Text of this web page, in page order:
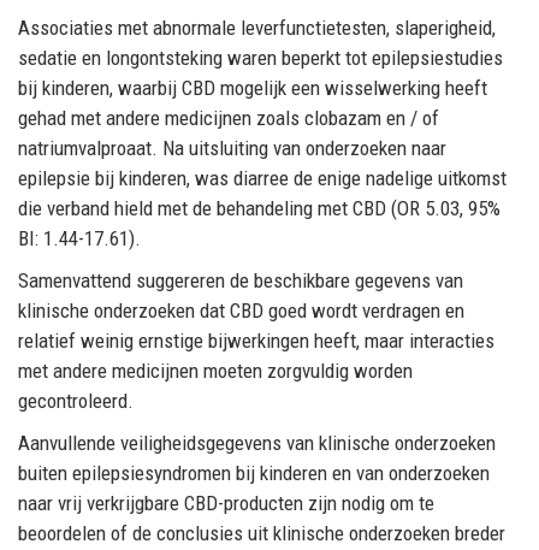
Associaties met abnormale leverfunctietesten, slaperigheid,
sedatie en longontsteking waren beperkt tot epilepsiestudies
bij kinderen, waarbij CBD mogelijk een wisselwerking heeft
gehad met andere medicijnen zoals clobazam en / of
natriumvalproaat. Na uitsluiting van onderzoeken naar
epilepsie bij kinderen, was diarree de enige nadelige uitkomst
die verband hield met de behandeling met CBD (OR 5.03, 95%
BI: 1.44-17.61).
Samenvattend suggereren de beschikbare gegevens van
klinische onderzoeken dat CBD goed wordt verdragen en
relatief weinig ernstige bijwerkingen heeft, maar interacties
met andere medicijnen moeten zorgvuldig worden
gecontroleerd.
Aanvullende veiligheidsgegevens van klinische onderzoeken
buiten epilepsiesyndromen bij kinderen en van onderzoeken
naar vrij verkrijgbare CBD-producten zijn nodig om te
beoordelen of de conclusies uit klinische onderzoeken breder